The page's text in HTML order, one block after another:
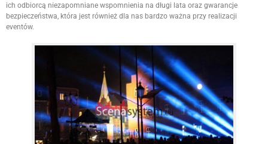
ich odbiorcą niezapomniane wspomnienia na długi lata oraz gwarancje
bezpieczeństwa, która jest również dla nas bardzo ważna przy realizacji
eventów.